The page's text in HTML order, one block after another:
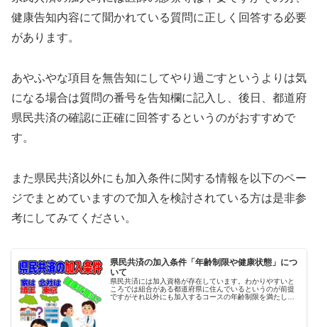
健康告知内容にて聞かれている質問に正しく回答する必要
があります。
あやふやな項目を無告知にしてやり過ごすというよりは気
になる場合は質問の番号を告知欄に記入し、後日、都道府
県民共済の確認に正確に回答するというのがおすすめで
す。
また県民共済以外にも加入条件に関する情報を以下のペー
ジでまとめていますので加入を検討されている方は是非参
考にしてみてください。
県民共済の加入条件「年齢制限や健康状態」につ
いて
県民共済には加入資格が存在しています。わかりやすいと
ころでは組合がある都道府県に住んでいるというのが前提
ですがそれ以外にも加入するコースの年齢制限を満たして